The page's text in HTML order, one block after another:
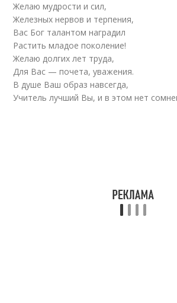
Желаю мудрости и сил,
Железных нервов и терпения,
Вас Бог талантом наградил
Растить младое поколение!
Желаю долгих лет труда,
Для Вас — почета, уважения.
В душе Ваш образ навсегда,
Учитель лучший Вы, и в этом нет